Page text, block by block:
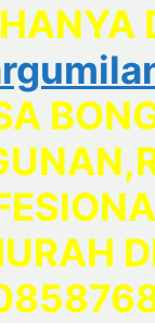
HANYA